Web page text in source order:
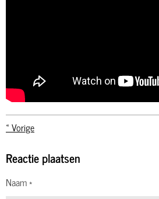
«Vorige
Reactie plaatsen
Naam *